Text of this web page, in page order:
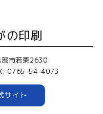
の印刷
市若栗2630
0765-54-4073
サイト